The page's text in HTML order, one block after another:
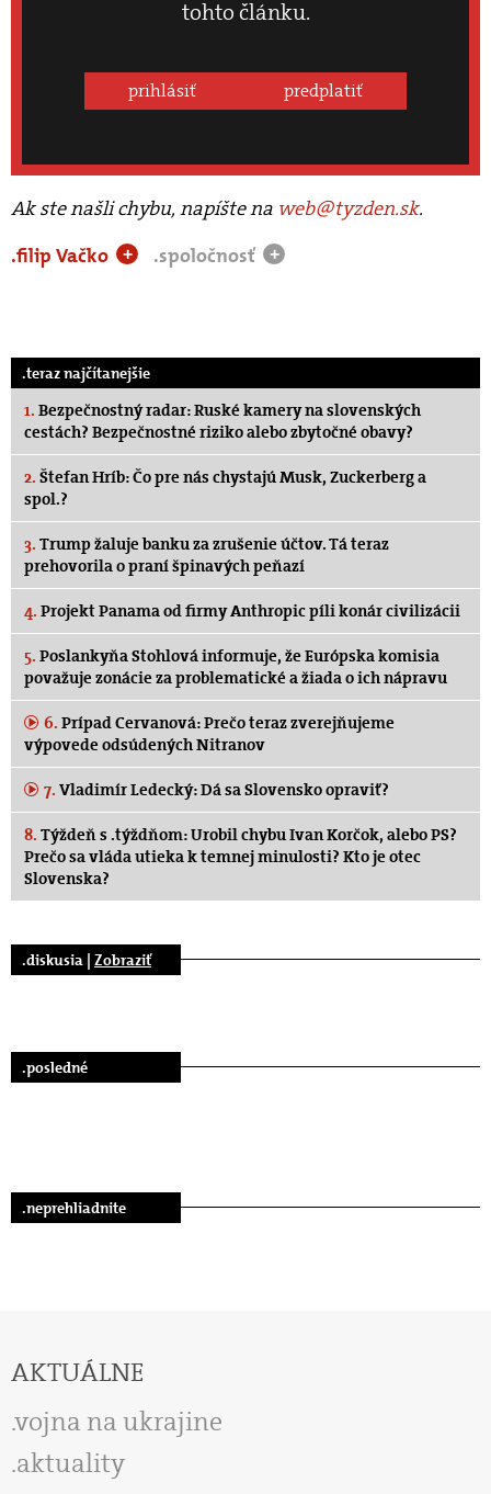
tohto článku.
prihlásiť predplatiť
Ak ste našli chybu, napíšte na web@tyzden.sk.
.filip Vačko
+ .spoločnosť +
.teraz najčítanejšie
1. Bezpečnostný radar: Ruské kamery na slovenských
cestách? Bezpečnostné riziko alebo zbytočné obavy?
2. Štefan Hríb: Čo pre nás chystajú Musk, Zuckerberg a
spol.?
3. Trump žaluje banku za zrušenie účtov. Tá teraz
prehovorila o praní špinavých peňazí
4. Projekt Panama od firmy Anthropic píli konár civilizácii
5. Poslankyňa Stohlová informuje, že Európska komisia
považuje zonácie za problematické a žiada o ich nápravu
6. Prípad Cervanová: Prečo teraz zverejňujeme
výpovede odsúdených Nitranov
7. Vladimír Ledecký: Dá sa Slovensko opraviť?
8. Týždeň s .týždňom: Urobil chybu Ivan Korčok, alebo PS?
Prečo sa vláda utieka k temnej minulosti? Kto je otec
Slovenska?
.diskusia | Zobraziť
.posledné
.neprehliadnite
AKTUÁLNE
vojna na ukrajine
aktuality